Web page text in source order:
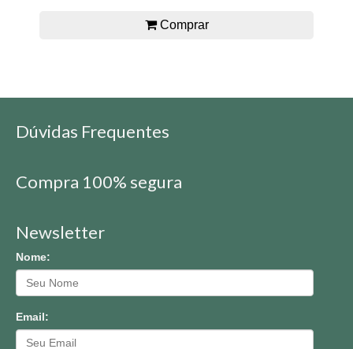
Comprar
Dúvidas Frequentes
Compra 100% segura
Newsletter
Nome:
Email: